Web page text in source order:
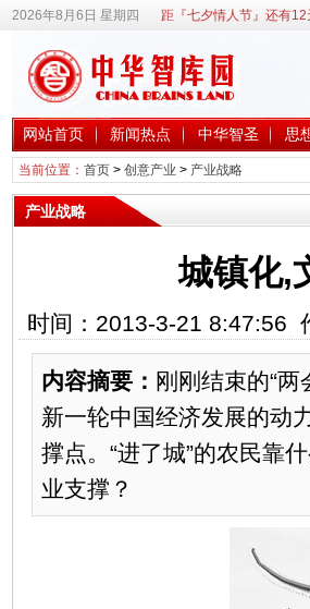
2026年8月6日 星期四 距『七夕情人节』还有12
网站首页 新闻热点 中华智圣 思
当前位置： 首页> 创意产业 > 产业战略
产业战略
城镇化,
时间：2013-3-21 8:47:56
内容摘要： 刚刚结束的“
新一轮中国经济发展的动
撑点。“进了城”的农民靠
业支撑？